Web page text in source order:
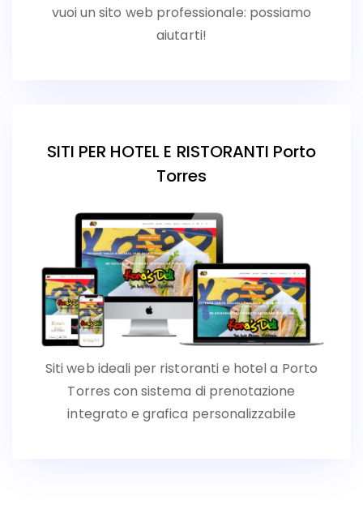
vuoi un sito web professionale: possiamo
aiutarti!
SITI PER HOTEL E RISTORANTI Porto
Torres
Siti web ideali per ristoranti e hotel a Porto
Torres con sistema di prenotazione
integrato e grafica personalizzabile